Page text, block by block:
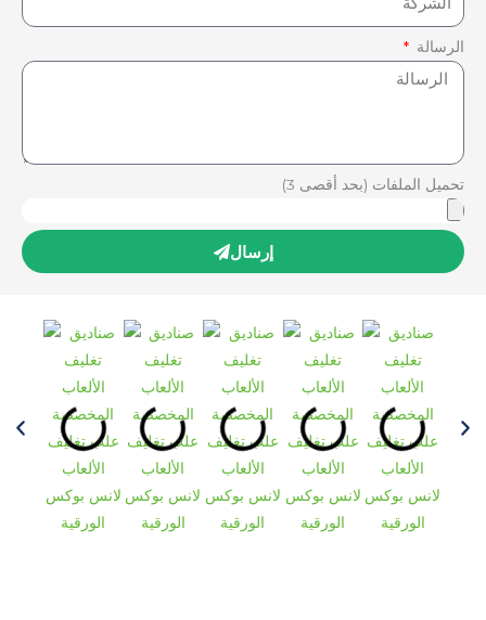
الرسالة
تحميل الملفات (بحد أقصى 3)
إرسال